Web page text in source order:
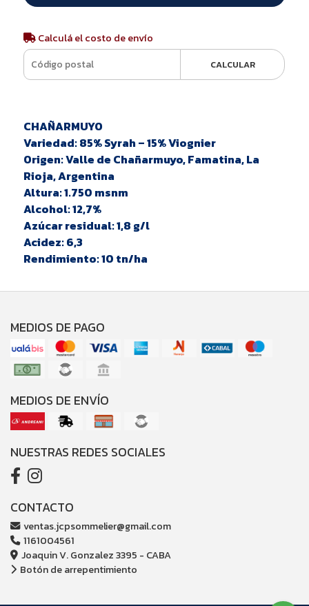
Calculá el costo de envío
CALCULAR
CHAÑARMUYO
Variedad: 85% Syrah – 15% Viognier
Origen: Valle de Chañarmuyo, Famatina, La
Rioja, Argentina
Altura: 1.750 msnm
Alcohol: 12,7%
Azúcar residual: 1,8 g/l
Acidez: 6,3
Rendimiento: 10 tn/ha
MEDIOS DE PAGO
MEDIOS DE ENVÍO
NUESTRAS REDES SOCIALES
CONTACTO
ventas.jcpsommelier@gmail.com
1161004561
Joaquin V. Gonzalez 3395 - CABA
Botón de arrepentimiento